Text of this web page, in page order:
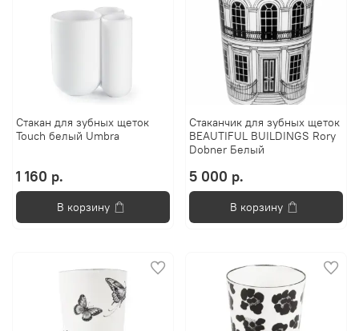
Стакан для зубных щеток
Touch белый Umbra
1 160 р.
В корзину
Стаканчик для зубных щеток
BEAUTIFUL BUILDINGS Rory
Dobner Белый
5 000 р.
В корзину